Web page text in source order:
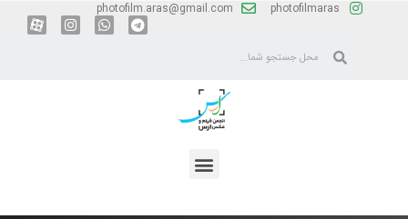
photofilmaras
photofilm.aras@gmail.com